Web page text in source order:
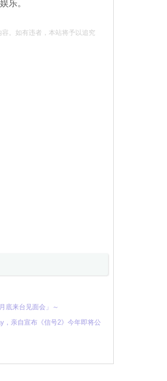
乐。
。如有违者，本站将予以追究
底来台见面会」～
，亲自宣布《信号2》今年即将公